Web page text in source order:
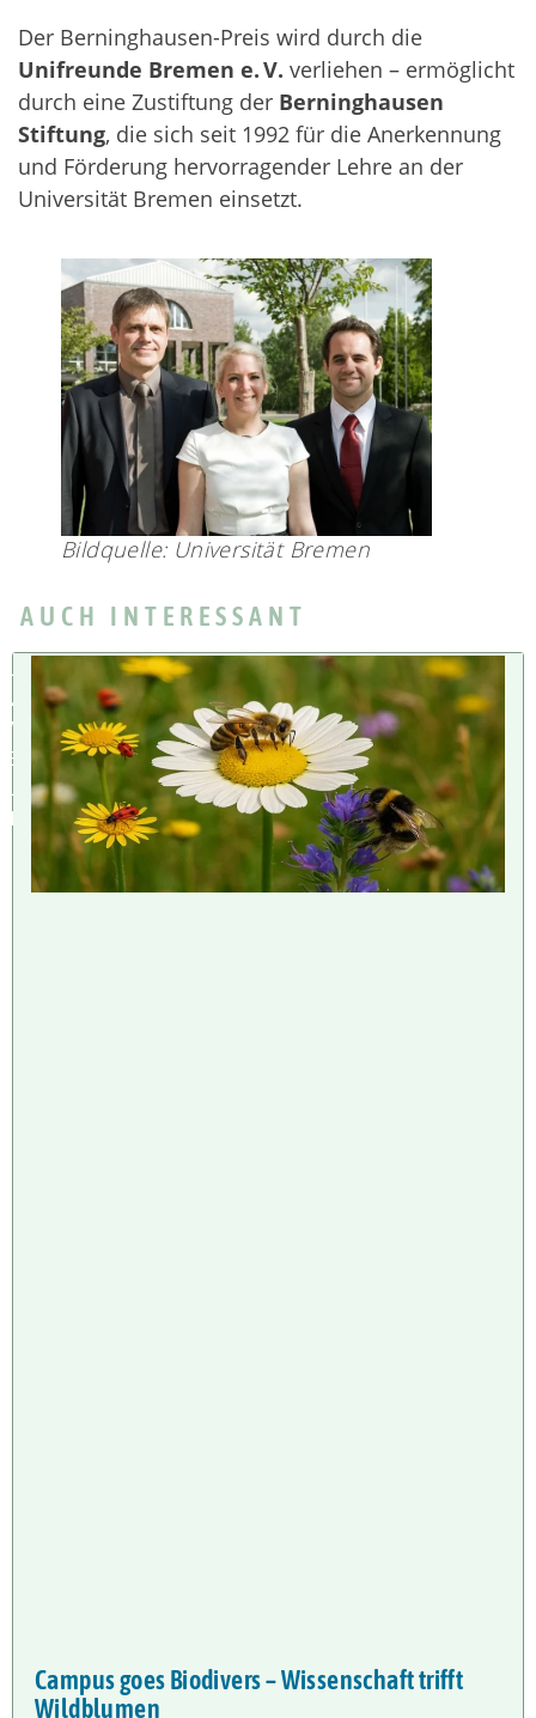
Der Berninghausen-Preis wird durch die
Unifreunde Bremen e. V. verliehen – ermöglicht
durch eine Zustiftung der Berninghausen
Stiftung, die sich seit 1992 für die Anerkennung
und Förderung hervorragender Lehre an der
Universität Bremen einsetzt.
Bildquelle: Universität Bremen
AUCH INTERESSANT
U
M
W
E
L
T
Campus goes Biodivers – Wissenschaft trifft
Wildblumen